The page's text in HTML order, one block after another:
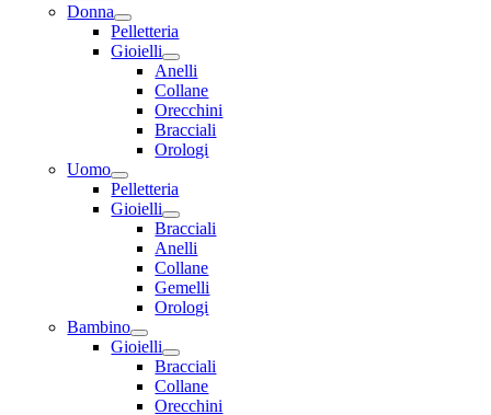
Donna
Pelletteria
Gioielli
Anelli
Collane
Orecchini
Bracciali
Orologi
Uomo
Pelletteria
Gioielli
Bracciali
Anelli
Collane
Gemelli
Orologi
Bambino
Gioielli
Bracciali
Collane
Orecchini